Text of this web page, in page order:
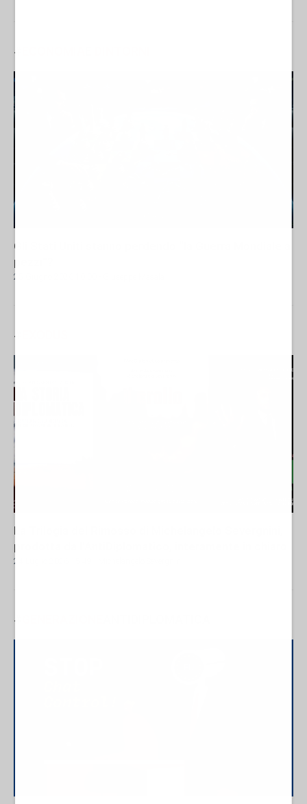
#
Gli Stati Uniti stanno perdendo “la Guerra Mondiale a
pezzi”?
25 Giugno 2026 10:00
#
La Trilogia del Rimosso di Michelangelo Severgnini,
prodotta da l'AntiDiplomatico, interamente in chiaro
24 Luglio 2026 15:49
#